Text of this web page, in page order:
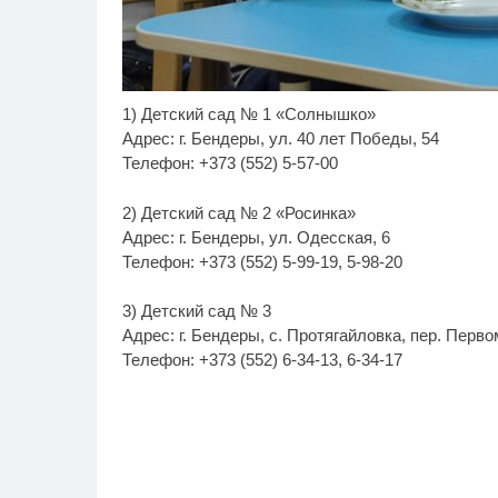
1) Детский сад № 1 «Солнышко»
Адрес: г. Бендеры, ул. 40 лет Победы, 54
Телефон: +373 (552) 5-57-00
2) Детский сад № 2 «Росинка»
Адрес: г. Бендеры, ул. Одесская, 6
Телефон: +373 (552) 5-99-19, 5-98-20
3) Детский сад № 3
Адрес: г. Бендеры, с. Протягайловка, пер.
Телефон: +373 (552) 6-34-13, 6-34-17
i
Королева вагона
отожгла! Видео не
оставит равнодушным